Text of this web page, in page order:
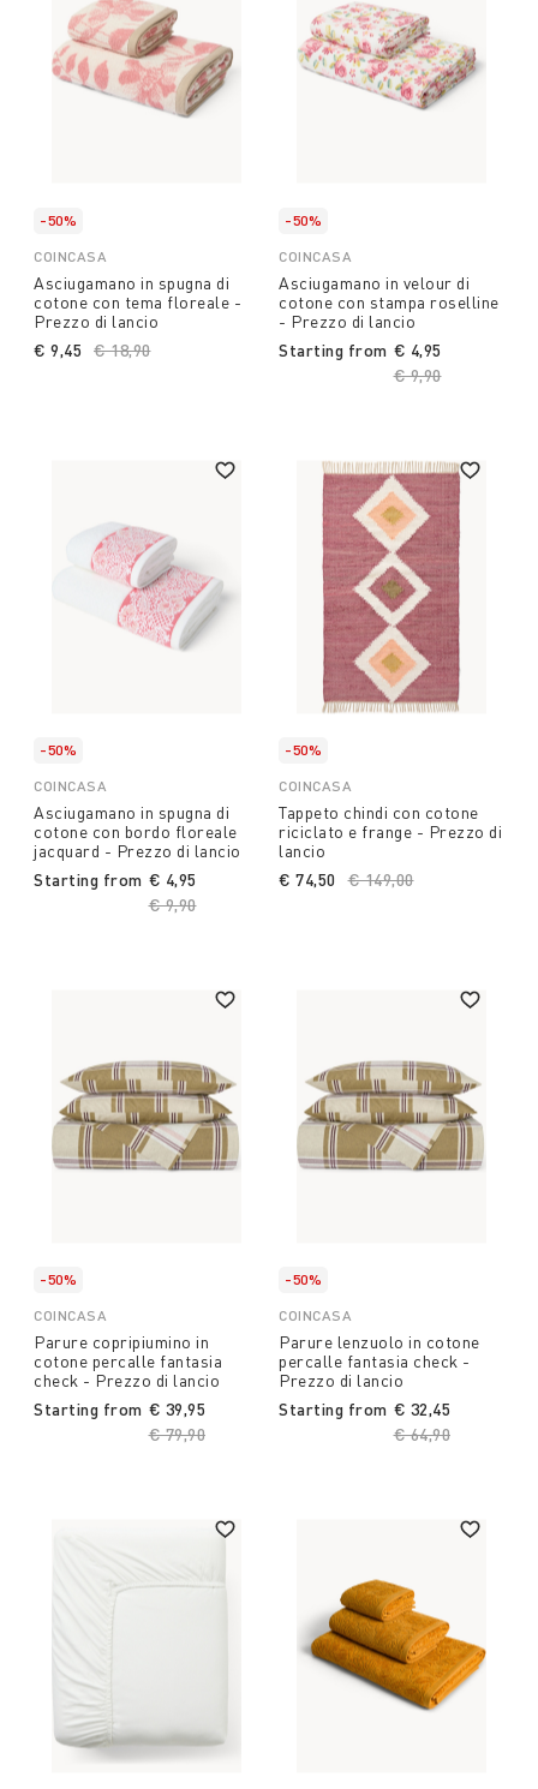
-50%
COINCASA
Asciugamano in spugna di
cotone con tema floreale -
Prezzo di lancio
Price reduced from
€ 18,90to
€ 9,45
-50%
COINCASA
Asciugamano in velour di
cotone con stampa roselline
- Prezzo di lancio
Starting from
Price reduced
€ 9,90to
€ 4,95
-50%
COINCASA
Asciugamano in spugna di
cotone con bordo floreale
jacquard - Prezzo di lancio
Starting from
Price reduced from
€ 9,90to
€ 4,95
-50%
COINCASA
Tappeto chindi con cotone
riciclato e frange - Prezzo di
lancio
Price reduced from
€ 149,00to
€ 74,50
-50%
COINCASA
Parure copripiumino in
cotone percalle fantasia
check - Prezzo di lancio
Starting from
Price reduced from
€ 79,90
€ 39,95
-50%
COINCASA
Parure lenzuolo in cotone
percalle fantasia check -
Prezzo di lancio
Starting from
Price reduced
€ 64,90
€ 32,45